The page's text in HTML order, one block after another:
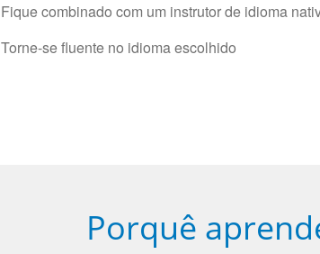
Fique combinado com um instrutor de idioma
Torne-se fluente no idioma escolhido
Porquê